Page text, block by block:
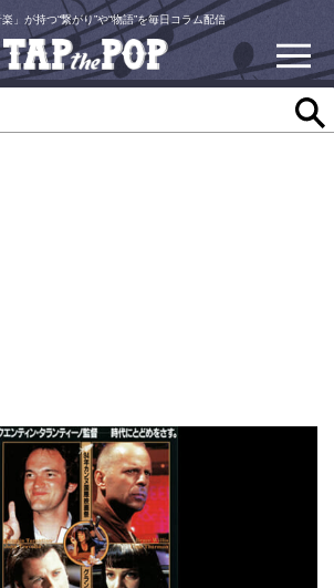
楽」が持つ“繋がり”や“物語”を毎日コラム配信